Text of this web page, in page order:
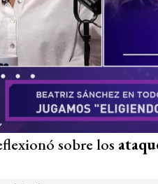
sobre los